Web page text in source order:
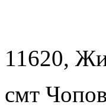
11620,
смт